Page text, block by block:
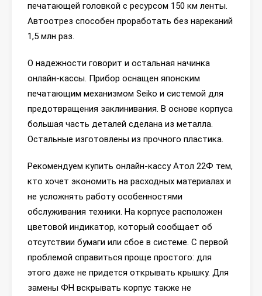
печатающей головкой с ресурсом 150 км ленты.
Автоотрез способен проработать без нареканий
1,5 млн раз.
О надежности говорит и остальная начинка
онлайн-кассы. Прибор оснащен японским
печатающим механизмом Seiko и системой для
предотвращения заклинивания. В основе корпуса
большая часть деталей сделана из металла.
Остальные изготовлены из прочного пластика.
Рекомендуем купить онлайн-кассу Атол 22Ф тем,
кто хочет экономить на расходных материалах и
не усложнять работу особенностями
обслуживания техники. На корпусе расположен
цветовой индикатор, который сообщает об
отсутствии бумаги или сбое в системе. С первой
проблемой справиться проще простого: для
этого даже не придется открывать крышку. Для
замены ФН вскрывать корпус также не